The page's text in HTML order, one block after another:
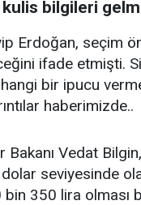
bilgileri
Erdoğan, seçim
ifade etmişti.
bir ipucu
haberimizde..
Bakanı Vedat
seviyesinde
350 lira olması